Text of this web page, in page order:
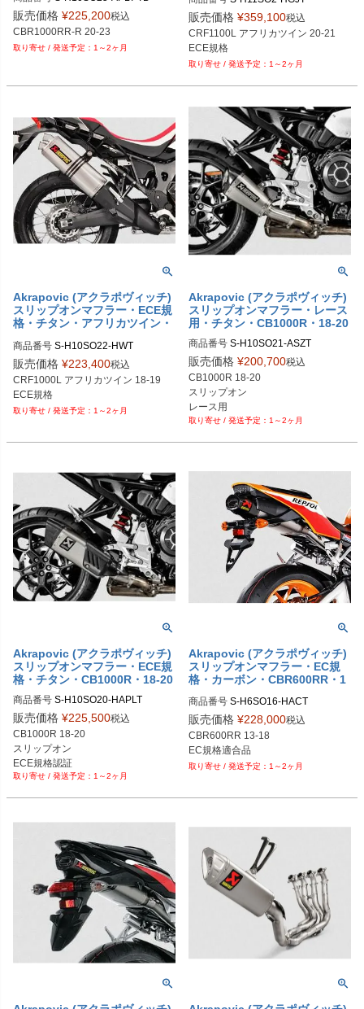
販売価格 ¥225,200税込
CBR1000RR-R 20-23
1～2ヶ月
販売価格 ¥359,100税込
CRF1100L アフリカツイン 20-21
ECE規格
1～2ヶ月
Akrapovic (アクラポヴィッチ)
スリップオンマフラー・ECE規
格・チタン・アフリカツイン・
商品番号 S-H10SO22-HWT
販売価格 ¥223,400税込
CRF1000L アフリカツイン 18-19
ECE規格
1～2ヶ月
Akrapovic (アクラポヴィッチ)
スリップオンマフラー・レース
用・チタン・CB1000R・18-20
商品番号
販売価格 ¥200,700税込
CB1000R 18-20
スリップオン
レース用
1～2ヶ月
Akrapovic (アクラポヴィッチ)
スリップオンマフラー・ECE規
格・チタン・CB1000R・18-20
商品番号
販売価格 ¥225,500税込
CB1000R 18-20
スリップオン
ECE規格認証
1～2ヶ月
Akrapovic (アクラポヴィッチ)
スリップオンマフラー・EC規
格・カーボン・CBR600RR・1
商品番号
販売価格 ¥228,000税込
CBR600RR 13-18
EC規格適合品
1～2ヶ月